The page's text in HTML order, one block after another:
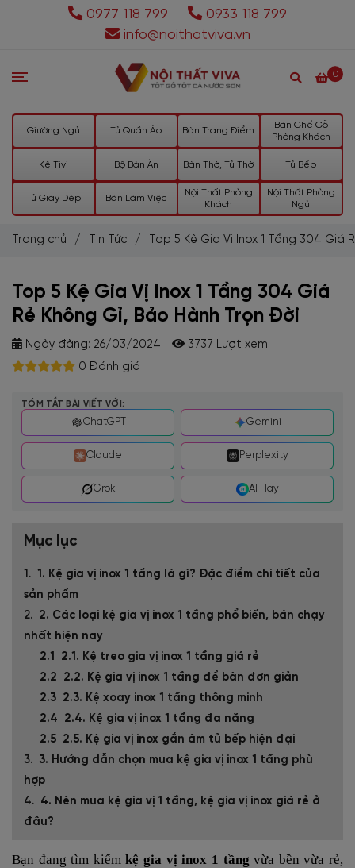
0977 118 799
0933 118 799
info@noithatviva.vn
0
Giường Ngủ Tủ Quần Áo Bàn Trang Điểm
Bàn Ghế Gỗ
Phòng Khách
Kệ Tivi Bộ Bàn Ăn Bàn Thờ, Tủ Thờ Tủ Bếp
Tủ Giày Dép Bàn Làm Việc
Nội Thất Phòng
Khách
Nội Thất Phòng
Ngủ
Trang chủ / Tin Tức / Top 5 Kệ Gia Vị Inox 1 Tầng 304
Top 5 Kệ Gia Vị Inox 1 Tầng 304 Giá
Rẻ Không Gỉ, Bảo Hành Trọn Đời
Ngày đăng: 26/03/2024
3737 Lượt xem
0 Đánh giá
TÓM TẮT BÀI VIẾT VỚI:
ChatGPT Gemini
Claude Perplexity
Grok AI Hay
Mục lục
1. Kệ gia vị inox 1 tầng là gì? Đặc điểm chi tiết của
sản phẩm
2. Các loại kệ gia vị inox 1 tầng phổ biến, bán chạy
nhất hiện nay
2.1. Kệ treo gia vị inox 1 tầng giá rẻ
2.2. Kệ gia vị inox 1 tầng để bàn đơn giản
2.3. Kệ xoay inox 1 tầng thông minh
2.4. Kệ gia vị inox 1 tầng đa năng
2.5. Kệ gia vị inox gắn âm tủ bếp hiện đại
3. Hướng dẫn chọn mua kệ gia vị inox 1 tầng phù
hợp
4. Nên mua kệ gia vị 1 tầng, kệ gia vị inox giá rẻ ở
đâu?
Bạn đang tìm kiếmkệ gia vị inox 1 tầng vừa bền vừa rẻ,